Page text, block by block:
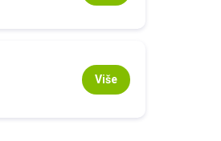
Više